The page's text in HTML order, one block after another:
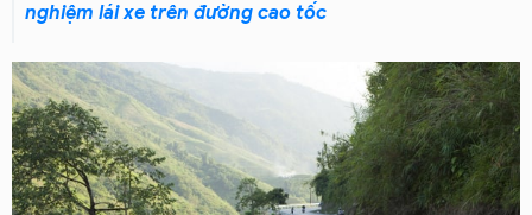
nghiệm lái xe trên đường cao tốc